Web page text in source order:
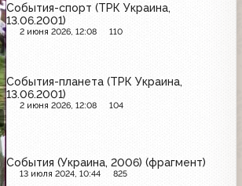
События-спорт (ТРК Украина,
13.06.2001)
2 июня 2026, 12:08 110
События-планета (ТРК Украина,
13.06.2001)
2 июня 2026, 12:08 104
События (Украина, 2006) (фрагмент)
13 июля 2024, 10:44 825